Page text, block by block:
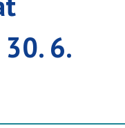
6.